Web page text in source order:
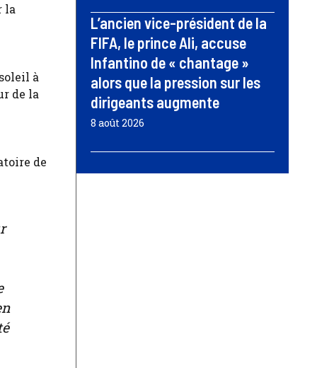
la
à
de la
de
L’ancien vice-président de la
FIFA, le prince Ali, accuse
Infantino de « chantage »
alors que la pression sur les
dirigeants augmente
8 août 2026